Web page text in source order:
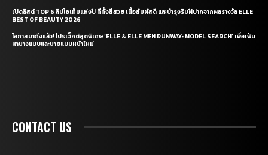
เปิดลิสต์ TOP 6 ลิปไอเท็มแห่งปี ที่ทั้งสีสวย เนื้อสัมผัสดี และบำรุงริมฝีปากจากผลรางวัล ELLE
BEST OF BEAUTY 2026
โอกาสมาถึงแล้ว! โปรเจ็กต์สุดพิเศษ ‘ELLE & ELLE MEN RUNWAY: MODEL SEARCH’ เพื่อเฟ้น
หานางแบบและนายแบบหน้าใหม่
CONTACT US